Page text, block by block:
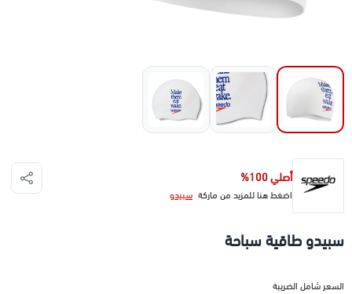
أصلي 100%
اضغط هنا للمزيد من ماركة سبيدو
سبيدو طاقية سباحة
السعر شامل الضريبة